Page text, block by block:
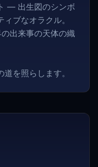
— 出生図のシンボ
ブなオラクル。
出来事の天体の織
を照らします。